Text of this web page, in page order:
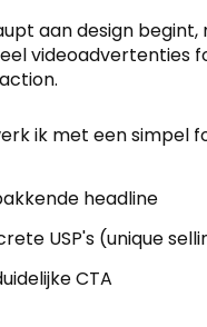
aan design
videoadvertenties
ik met een simpel
headline
USP's (unique
CTA